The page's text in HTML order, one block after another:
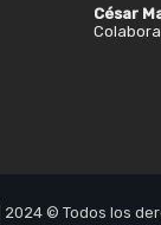
César
| 2024 © Todos los